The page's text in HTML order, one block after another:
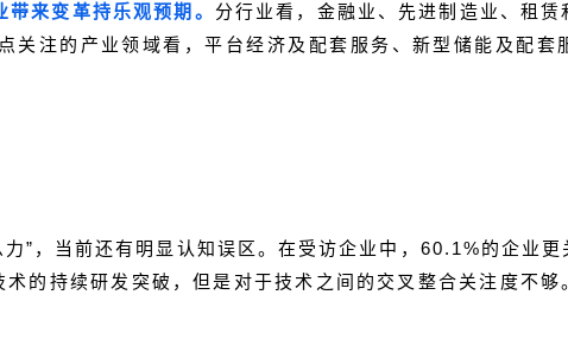
来变革持乐观预期。 分行业看，金融业、先进制造业、租
注的产业领域看，平台经济及配套服务、新型储能及配套
”，当前还有明显认知误区。在受访企业中，60.1%的企业
的持续研发突破，但是对于技术之间的交叉整合关注度不